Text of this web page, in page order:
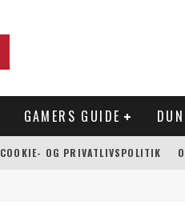
GAMERS GUIDE
COOKIE- OG PRIVATLIVSPOLITIK